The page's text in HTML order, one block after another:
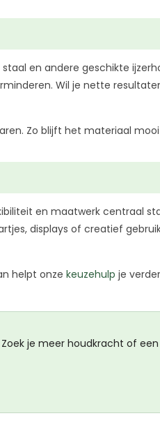
en andere geschikte
Wil je nette
Zo blijft het materiaal
en maatwerk centraal
displays of creatief
helpt onze keuzehulp je
je meer houdkracht of